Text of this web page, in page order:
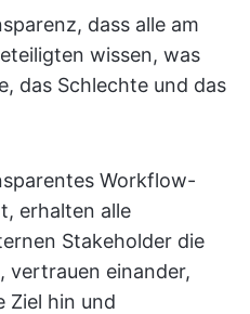
dass alle am
wissen, was
das Schlechte und das
Workflow-
erhalten alle
Stakeholder die
vertrauen einander,
Ziel hin und